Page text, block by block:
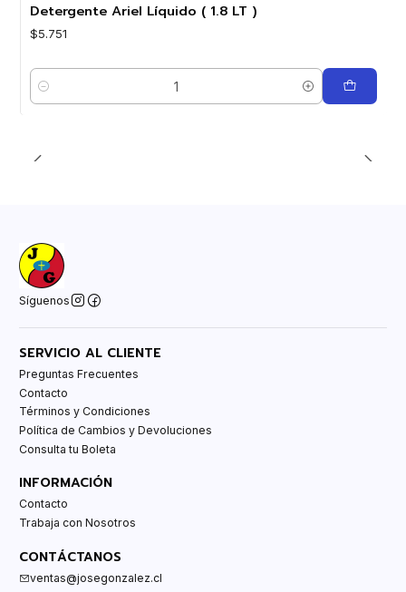
Detergente Ariel Líquido ( 1.8 LT )
$5.751
Cantidad
Síguenos
SERVICIO AL CLIENTE
Preguntas Frecuentes
Contacto
Términos y Condiciones
Política de Cambios y Devoluciones
Consulta tu Boleta
INFORMACIÓN
Contacto
Trabaja con Nosotros
CONTÁCTANOS
ventas@josegonzalez.cl